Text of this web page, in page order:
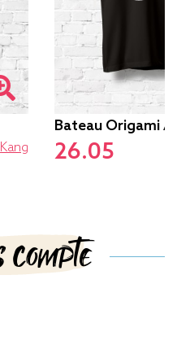
Kang
Bateau Origami
26.05
compte